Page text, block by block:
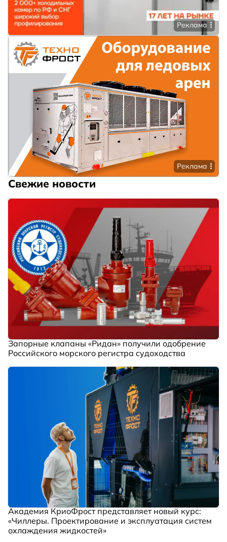
Реклама
Реклама
Свежие новости
Запорные клапаны «Ридан» получили одобрение
Российского морского регистра судоходства
Академия КриоФрост представляет новый курс:
«Чиллеры. Проектирование и эксплуатация систем
охлаждения жидкостей»